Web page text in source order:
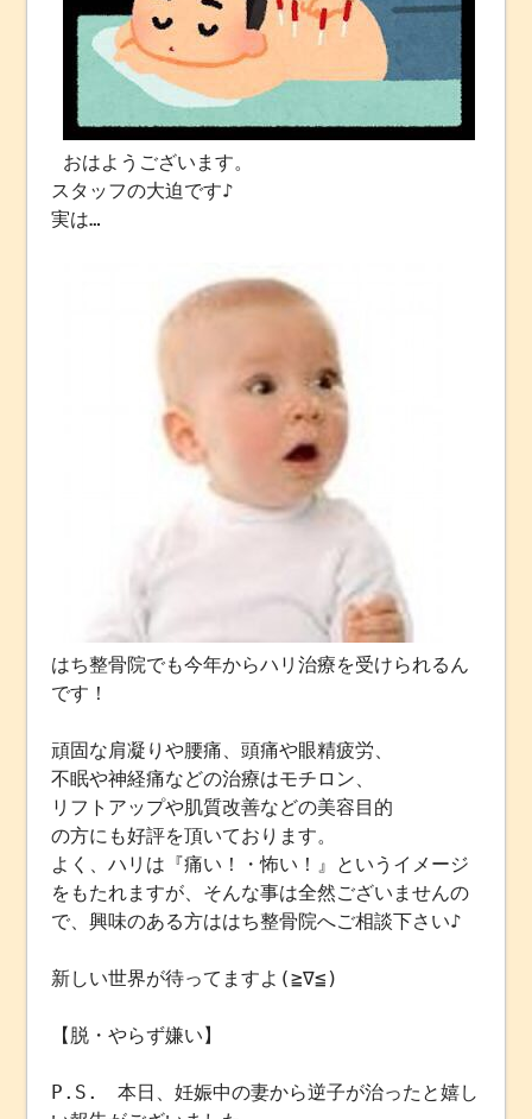
おはようございます。
スタッフの大迫です♪
実は…
はち整骨院でも今年からハリ治療を受けられるん
です！
頑固な肩凝りや腰痛、頭痛や眼精疲労、
不眠や神経痛などの治療はモチロン、
リフトアップや肌質改善などの美容目的
の方にも好評を頂いております。
よく、ハリは『痛い！・怖い！』というイメージ
をもたれますが、そんな事は全然ございませんの
で、興味のある方ははち整骨院へご相談下さい♪
新しい世界が待ってますよ(≧∇≦)
【脱・やらず嫌い】
P.S. 本日、妊娠中の妻から逆子が治ったと嬉し